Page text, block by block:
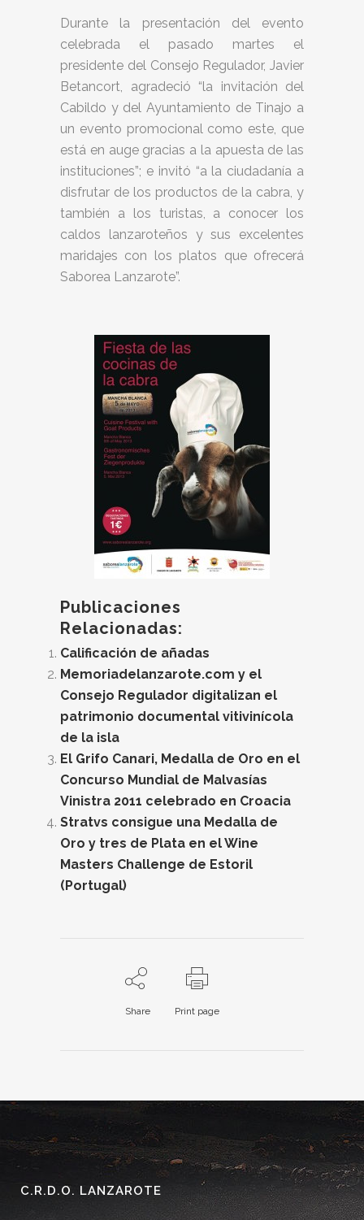
Durante la presentación del evento
celebrada el pasado martes el
presidente del Consejo Regulador, Javier
Betancort, agradeció “la invitación del
Cabildo y del Ayuntamiento de Tinajo a
un evento promocional como este, que
está en auge gracias a la apuesta de las
instituciones”; e invitó “a la ciudadanía a
disfrutar de los productos de la cabra, y
también a los turistas, a conocer los
caldos lanzaroteños y sus excelentes
maridajes con los platos que ofrecerá
Saborea Lanzarote”.
Publicaciones
Relacionadas:
Calificación de añadas
Memoriadelanzarote.com y el
Consejo Regulador digitalizan el
patrimonio documental vitivinícola
de la isla
El Grifo Canari, Medalla de Oro en el
Concurso Mundial de Malvasías
Vinistra 2011 celebrado en Croacia
Stratvs consigue una Medalla de
Oro y tres de Plata en el Wine
Masters Challenge de Estoril
(Portugal)
Share Print page
C.R.D.O. LANZAROTE